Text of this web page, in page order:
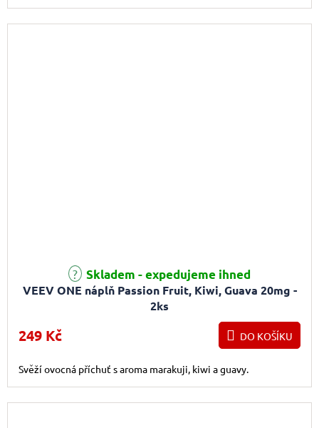
VEEV ONE náplň Passion Fruit, Kiwi, Guava 20mg -
2ks
Skladem - expedujeme ihned
249 Kč DO KOŠÍKU
Svěží ovocná příchuť s aroma marakuji, kiwi a guavy.